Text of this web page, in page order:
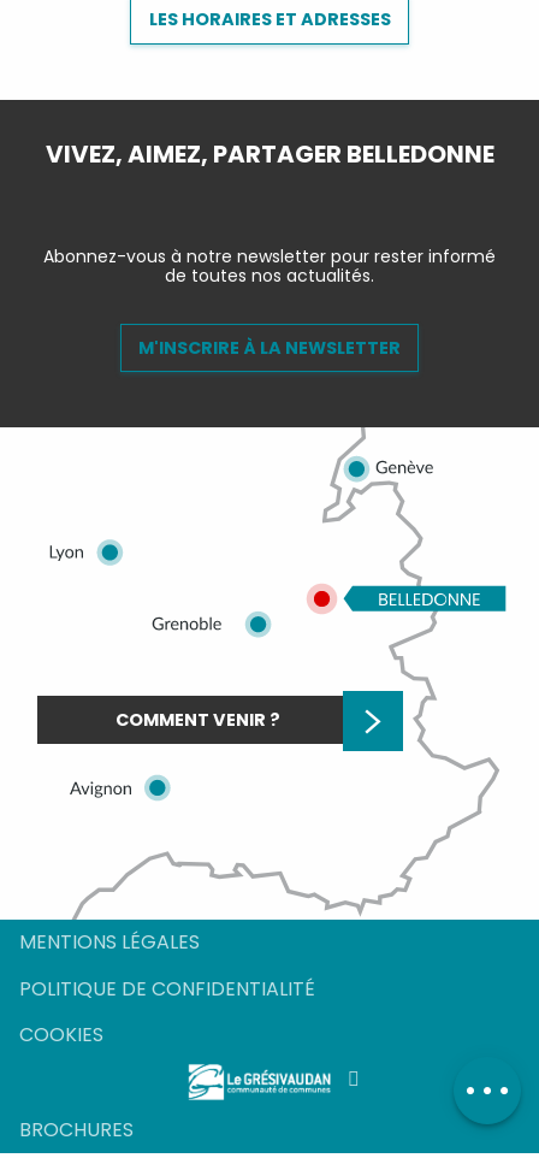
Description
Prestations
LES HORAIRES ET ADRESSES
VIVEZ, AIMEZ, PARTAGER BELLEDONNE
Abonnez-vous à notre newsletter pour rester informé
de toutes nos actualités.
M'INSCRIRE À LA NEWSLETTER
COMMENT VENIR ?
MENTIONS LÉGALES
POLITIQUE DE CONFIDENTIALITÉ
COOKIES
BROCHURES